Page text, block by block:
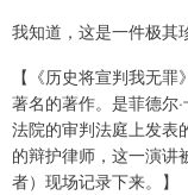
我知道，这是一件极其
【《历史将宣判我无
著名的著作。是菲德尔
法院的审判法庭上发表
的辩护律师，这一演讲
者）现场记录下来。】